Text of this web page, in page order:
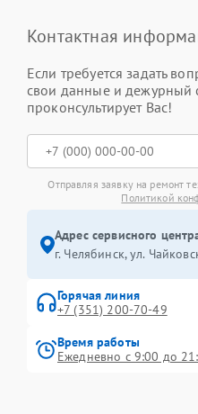
Контактная
Если требуется задать
свои данные и дежурный
проконсультирует Вас!
Отправляя заявку на ремонт
Политикой
Адрес сервисного
г. Челябинск, ул.
Горячая линия
+7 (351) 200-70-49
Время работы
Ежедневно с 9:00 до